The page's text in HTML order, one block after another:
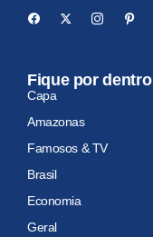
Fique por dentro
Capa
Amazonas
Famosos & TV
Brasil
Economia
Geral